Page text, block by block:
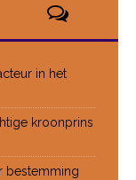
in het
kroonprins
bestemming